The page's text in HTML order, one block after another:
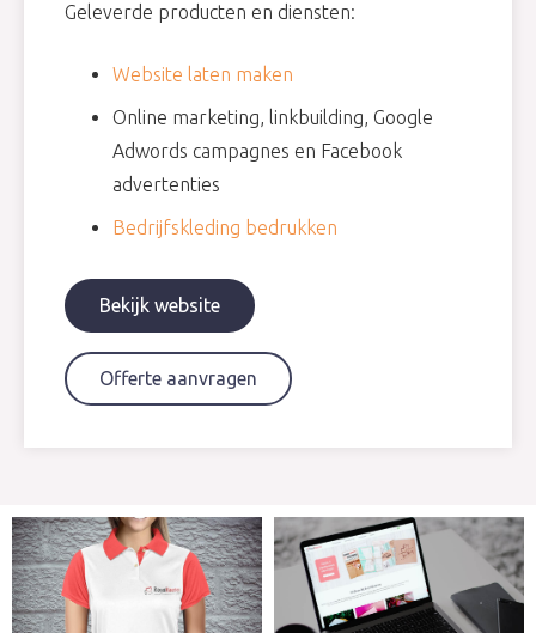
Geleverde producten en diensten:
Website laten maken
Online marketing, linkbuilding, Google
Adwords campagnes en Facebook
advertenties
Bedrijfskleding bedrukken
Bekijk website
Offerte aanvragen